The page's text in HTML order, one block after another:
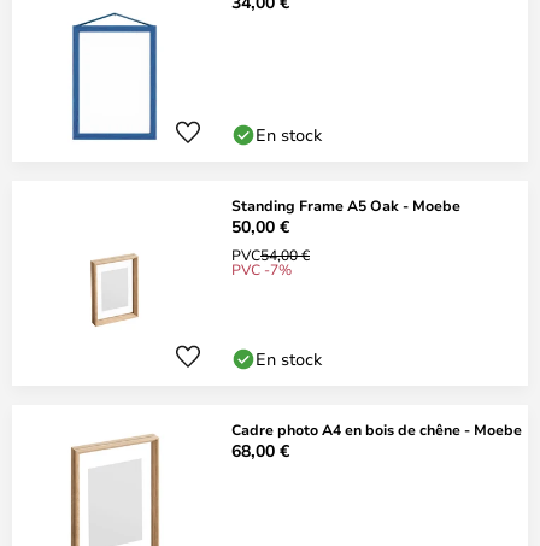
En stock
Standing Frame A5 Oak - Moebe
50,00 €
PVC54,00 €
PVC -7%
En stock
Cadre photo A4 en bois de chêne - Moebe
68,00 €